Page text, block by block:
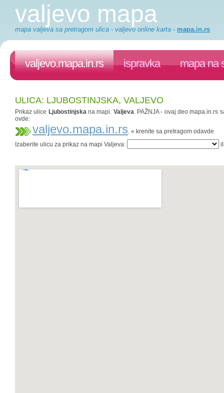
valjevo mapa
mapa valjeva sa pretragom ulica - valjevo online karta - mapa.in.rs
valjevo.mapa.in.rs ispravka mapa na
ULICA: LJUBOSTINJSKA, VALJEVO
Prikaz ulice Ljubostinjskana mapi. Valjeva. PAŽNJA - ovaj deo mapa.in.rs
ovde:
valjevo.mapa.in.rs. « krenite sa pretragom odavde
Izaberite ulicu za prikaz na mapi Valjeva: